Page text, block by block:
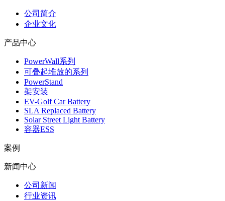
公司简介
企业文化
产品中心
PowerWall系列
可叠起堆放的系列
PowerStand
架安装
EV-Golf Car Battery
SLA Replaced Battery
Solar Street Light Battery
容器ESS
案例
新闻中心
公司新闻
行业资讯